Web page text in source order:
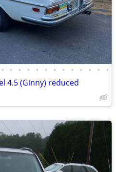
• • • • • • • • • • • • •
4.5 (Ginny) reduced